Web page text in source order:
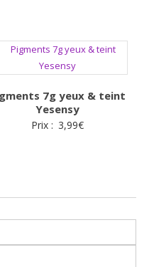
7g yeux & teint
Yesensy
Prix : 3,99€